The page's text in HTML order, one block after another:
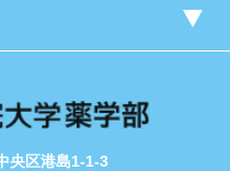
央区港島1-1-3